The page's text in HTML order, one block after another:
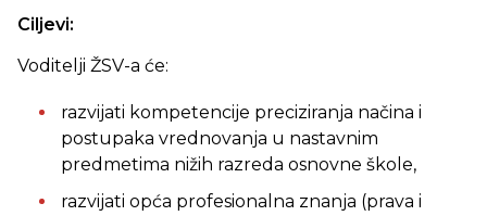
Ciljevi:
Voditelji ŽSV-a će:
razvijati kompetencije preciziranja načina i
postupaka vrednovanja u nastavnim
predmetima nižih razreda osnovne škole,
razvijati opća profesionalna znanja (prava i